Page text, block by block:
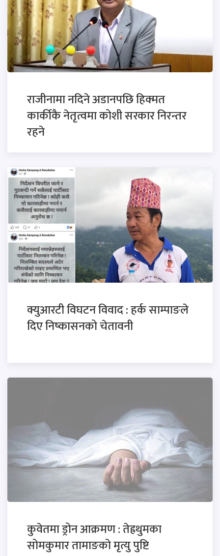
राजीनामा नदिने अडानपछि हिक्मत
कार्कीकै नेतृत्वमा कोशी सरकार निरन्तर
रहने
क्युआरटी विघटन विवाद : हर्क साम्पाङले
दिए निष्कासनको चेतावनी
कुवेतमा ड्रोन आक्रमण : तेह्रथुमका
सोमकुमार तामाङको मृत्यु पुष्टि